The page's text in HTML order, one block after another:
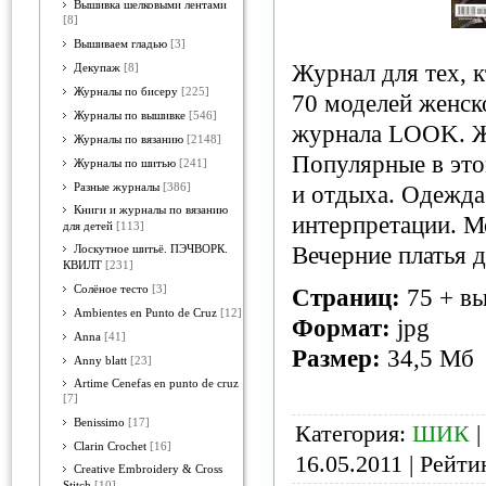
Вышивка шелковыми лентами
[8]
Вышиваем гладью [3]
Декупаж [8]
Журналы по бисеру [225]
Журналы по вышивке [546]
Журналы по вязанию [2148]
Журналы по шитью [241]
Разные журналы [386]
Книги и журналы по вязанию
для детей [113]
Лоскутное шитьё. ПЭЧВОРК.
КВИЛТ [231]
Солёное тесто [3]
Ambientes en Punto de Cruz [12]
Anna [41]
Anny blatt [23]
Artime Cenefas en punto de cruz
[7]
Benissimo [17]
Clarin Crochet [16]
Creative Embroidery & Cross
Журнал для тех,
70 моделей
журнала LOOK.
Популярные в
и отдыха. Одежда
интерпретации.
Вечерние платья
Страниц: 75 +
Формат: jpg
Размер: 34,5 Мб
Категория: ШИК
16.05.2011 |